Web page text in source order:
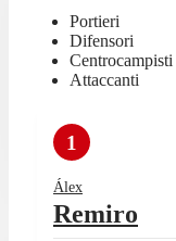
Portieri
Difensori
Centrocampisti
Attaccanti
1
Álex
Remiro